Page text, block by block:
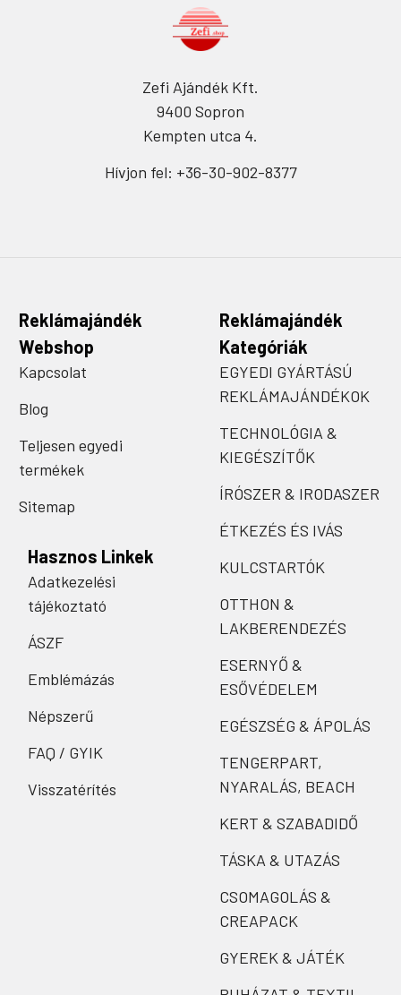
Zefi Ajándék Kft.
9400 Sopron
Kempten utca 4.
Hívjon fel: +36-30-902-8377
Reklámajándék
Webshop
Kapcsolat
Blog
Teljesen egyedi
termékek
Sitemap
Hasznos Linkek
Adatkezelési
tájékoztató
ÁSZF
Emblémázás
Népszerű
FAQ / GYIK
Visszatérítés
Reklámajándék
Kategóriák
EGYEDI GYÁRTÁSÚ
REKLÁMAJÁNDÉKOK
TECHNOLÓGIA &
KIEGÉSZÍTŐK
ÍRÓSZER & IRODASZER
ÉTKEZÉS ÉS IVÁS
KULCSTARTÓK
OTTHON &
LAKBERENDEZÉS
ESERNYŐ &
ESŐVÉDELEM
EGÉSZSÉG & ÁPOLÁS
TENGERPART,
NYARALÁS, BEACH
KERT & SZABADIDŐ
TÁSKA & UTAZÁS
CSOMAGOLÁS &
CREAPACK
GYEREK & JÁTÉK